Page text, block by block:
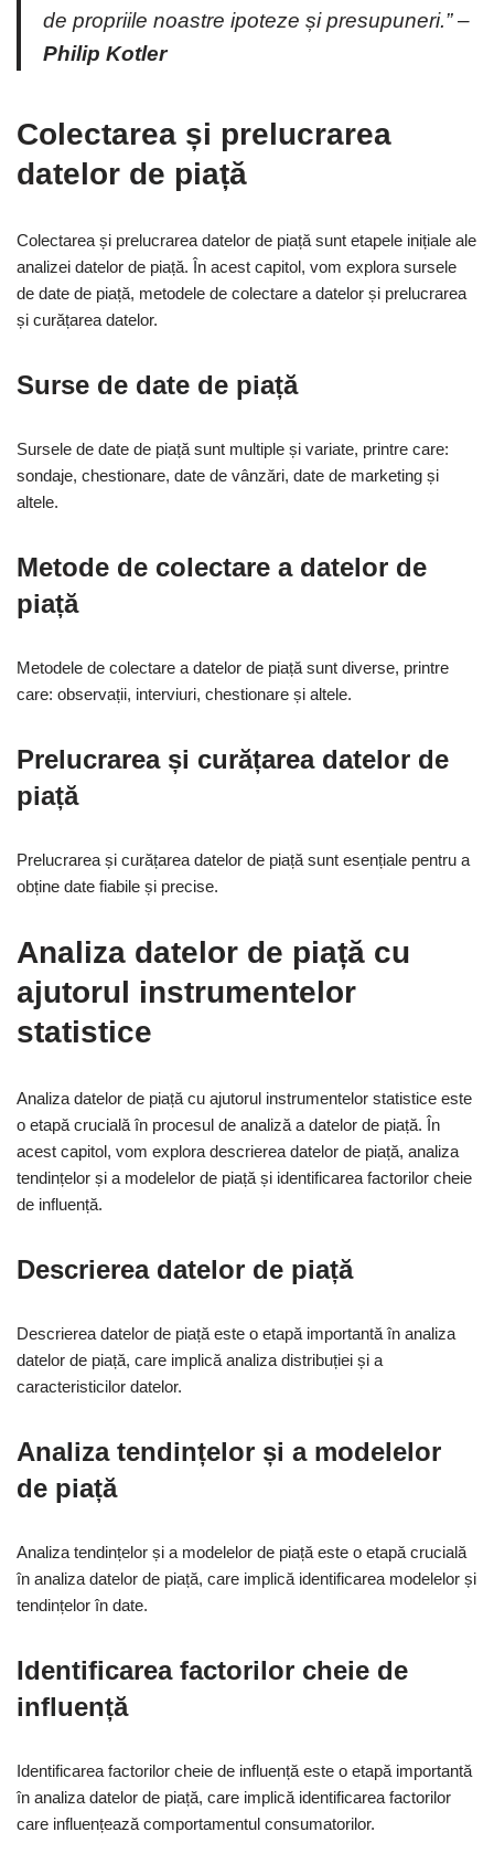
de propriile noastre ipoteze și presupuneri.” –
Philip Kotler
Colectarea și prelucrarea
datelor de piață
Colectarea și prelucrarea datelor de piață sunt etapele inițiale ale
analizei datelor de piață. În acest capitol, vom explora sursele
de date de piață, metodele de colectare a datelor și prelucrarea
și curățarea datelor.
Surse de date de piață
Sursele de date de piață sunt multiple și variate, printre care:
sondaje, chestionare, date de vânzări, date de marketing și
altele.
Metode de colectare a datelor de
piață
Metodele de colectare a datelor de piață sunt diverse, printre
care: observații, interviuri, chestionare și altele.
Prelucrarea și curățarea datelor de
piață
Prelucrarea și curățarea datelor de piață sunt esențiale pentru a
obține date fiabile și precise.
Analiza datelor de piață cu
ajutorul instrumentelor
statistice
Analiza datelor de piață cu ajutorul instrumentelor statistice este
o etapă crucială în procesul de analiză a datelor de piață. În
acest capitol, vom explora descrierea datelor de piață, analiza
tendințelor și a modelelor de piață și identificarea factorilor cheie
de influență.
Descrierea datelor de piață
Descrierea datelor de piață este o etapă importantă în analiza
datelor de piață, care implică analiza distribuției și a
caracteristicilor datelor.
Analiza tendințelor și a modelelor
de piață
Analiza tendințelor și a modelelor de piață este o etapă crucială
în analiza datelor de piață, care implică identificarea modelelor și
tendințelor în date.
Identificarea factorilor cheie de
influență
Identificarea factorilor cheie de influență este o etapă importantă
în analiza datelor de piață, care implică identificarea factorilor
care influențează comportamentul consumatorilor.